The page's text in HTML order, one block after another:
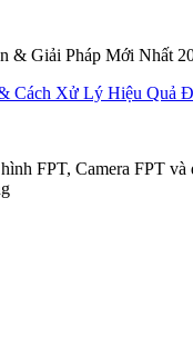
& Giải Pháp Mới Nhất
Cách Xử Lý Hiệu Quả
FPT, Camera FPT